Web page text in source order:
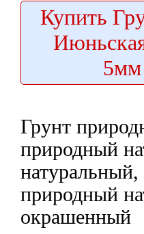
Купить
5мм
Грунт
природный
природный
окрашенный